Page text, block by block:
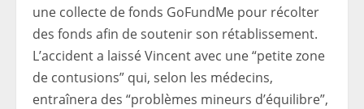
une collecte de fonds GoFundMe pour récolter
des fonds afin de soutenir son rétablissement.
L’accident a laissé Vincent avec une “petite zone
de contusions” qui, selon les médecins,
entraînera des “problèmes mineurs d’équilibre”,